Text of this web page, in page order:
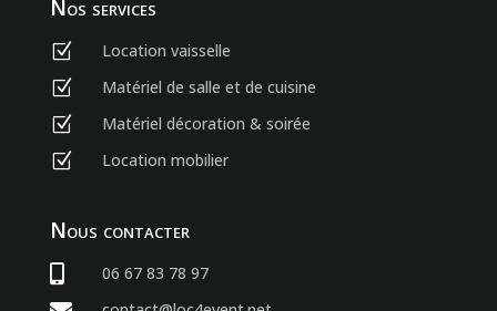
Nos services
Z Location vaisselle
Z Matériel de salle et de cuisine
Z Matériel décoration & soirée
Z Location mobilier
Nous contacter
 06 67 83 78 97